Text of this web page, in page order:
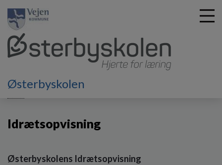
Østerbyskolen
Idrætsopvisning
Østerbyskolens Idrætsopvisning